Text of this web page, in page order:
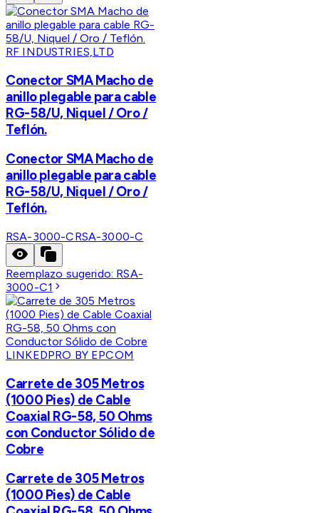
RF INDUSTRIES,LTD
Conector SMA Macho de
anillo plegable para cable
RG-58/U, Niquel / Oro /
Teflón.
Conector SMA Macho de
anillo plegable para cable
RG-58/U, Niquel / Oro /
Teflón.
RSA-3000-CRSA-3000-C
Reemplazo sugerido: RSA-
3000-C1
LINKEDPRO BY EPCOM
Carrete de 305 Metros
(1000 Pies) de Cable
Coaxial RG-58, 50 Ohms
con Conductor Sólido de
Cobre
Carrete de 305 Metros
(1000 Pies) de Cable